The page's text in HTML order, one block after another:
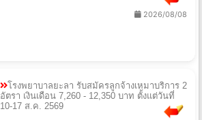
2026/08/08
โรงพยาบาลยะลา รับสมัครลูกจ้างเหมาบริการ 2
อัตรา เงินเดือน 7,260 - 12,350 บาท ตั้งแต่วันที่
10-17 ส.ค. 2569